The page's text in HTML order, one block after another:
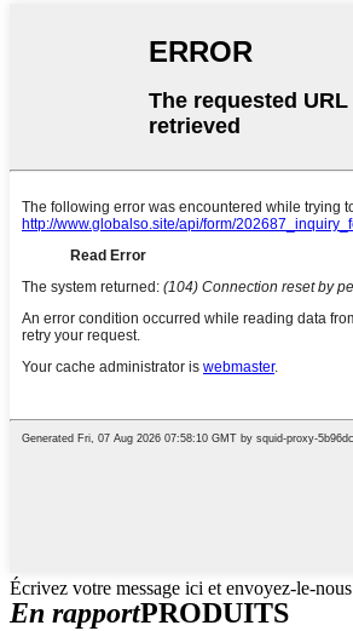
Écrivez votre message ici et envoyez-le-nous
En rapportPRODUITS